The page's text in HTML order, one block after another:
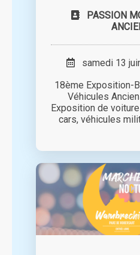
PASSION
samedi 13
18ème Exposition-
Véhicules
Exposition de
cars, véhicules